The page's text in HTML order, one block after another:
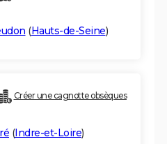
(Hauts-de-Seine)
Créer une cagnotte obsèques
(Indre-et-Loire)